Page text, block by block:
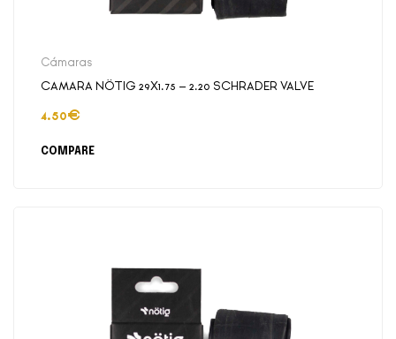
Cámaras
CAMARA NÖTIG 29X1.75 – 2.20 SCHRADER VALVE
4.50€
COMPARE